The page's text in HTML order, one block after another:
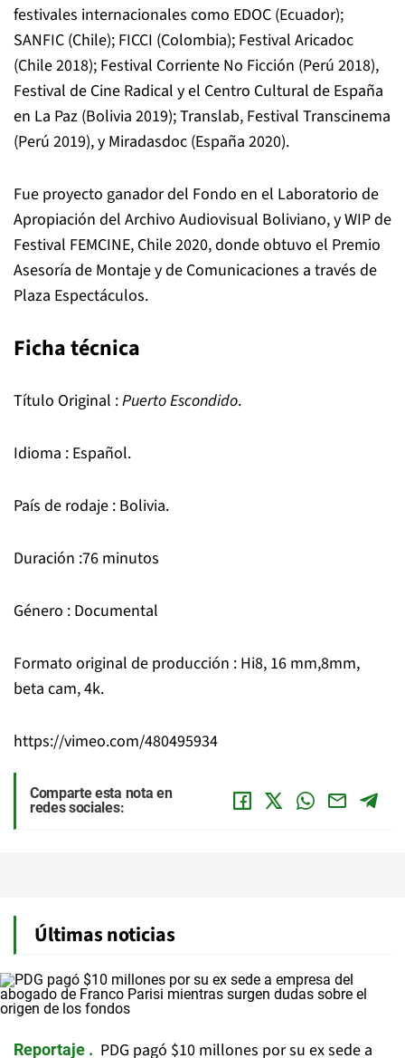
festivales internacionales como EDOC (Ecuador);
SANFIC (Chile); FICCI (Colombia); Festival Aricadoc
(Chile 2018); Festival Corriente No Ficción (Perú 2018),
Festival de Cine Radical y el Centro Cultural de España
en La Paz (Bolivia 2019); Translab, Festival Transcinema
(Perú 2019), y Miradasdoc (España 2020).
Fue proyecto ganador del Fondo en el Laboratorio de
Apropiación del Archivo Audiovisual Boliviano, y WIP de
Festival FEMCINE, Chile 2020, donde obtuvo el Premio
Asesoría de Montaje y de Comunicaciones a través de
Plaza Espectáculos.
Ficha técnica
Título Original :Puerto Escondido.
Idioma : Español.
País de rodaje : Bolivia.
Duración :76 minutos
Género : Documental
Formato original de producción : Hi8, 16 mm,8mm,
beta cam, 4k.
https://vimeo.com/480495934
Comparte esta nota en
redes sociales:
Últimas noticias
Reportaje
PDG pagó $10 millones por su ex sede a